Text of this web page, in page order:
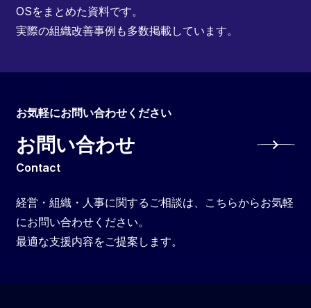
OSをまとめた資料です。
実際の組織改善事例も多数掲載しています。
お気軽にお問い合わせください
お問い合わせ
Contact
経営・組織・人事に関するご相談は、こちらからお気軽
にお問い合わせください。
最適な支援内容をご提案します。